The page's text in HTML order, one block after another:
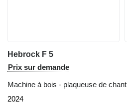
Hebrock F 5
Prix sur demande
Machine à bois - plaqueuse de chant
2024